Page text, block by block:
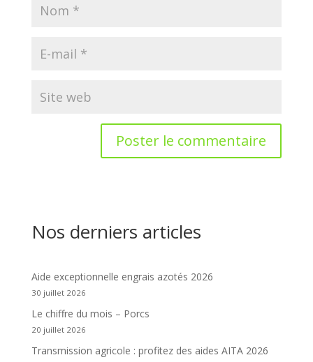
Nos derniers articles
Aide exceptionnelle engrais azotés 2026
30 juillet 2026
Le chiffre du mois – Porcs
20 juillet 2026
Transmission agricole : profitez des aides AITA 2026